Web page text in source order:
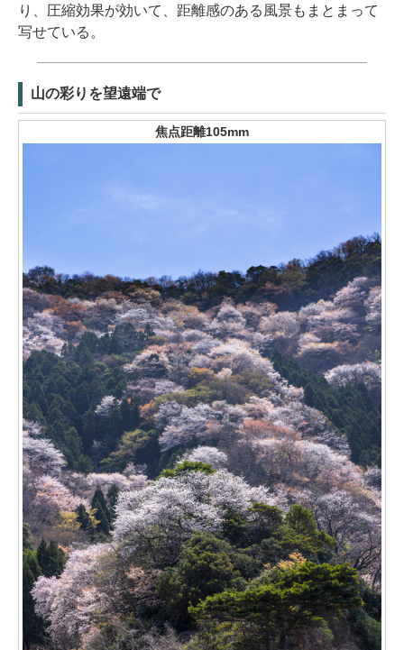
り、圧縮効果が効いて、距離感のある風景もまとまって
写せている。
山の彩りを望遠端で
焦点距離105mm